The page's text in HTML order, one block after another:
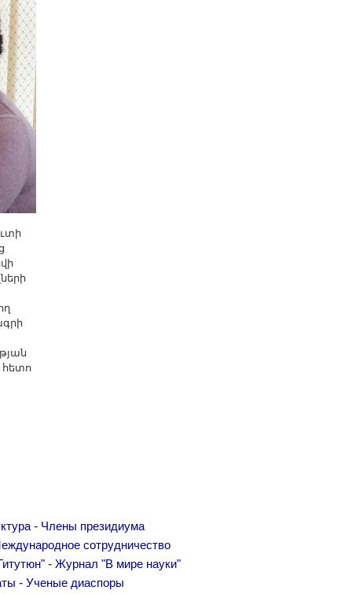
հետո
- Члены президиума
сотрудничество
- Журнал "В мире науки"
- Ученые диаспоры